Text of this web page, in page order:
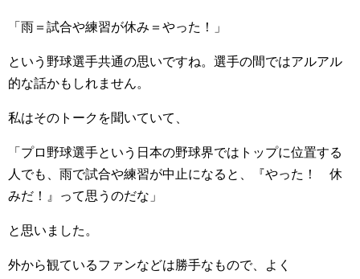
「雨＝試合や練習が休み＝やった！」
という野球選手共通の思いですね。選手の間ではアルアル
的な話かもしれません。
私はそのトークを聞いていて、
「プロ野球選手という日本の野球界ではトップに位置する
人でも、雨で試合や練習が中止になると、『やった！ 休
みだ！』って思うのだな」
と思いました。
外から観ているファンなどは勝手なもので、よく